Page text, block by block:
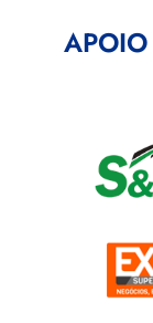
APOIO